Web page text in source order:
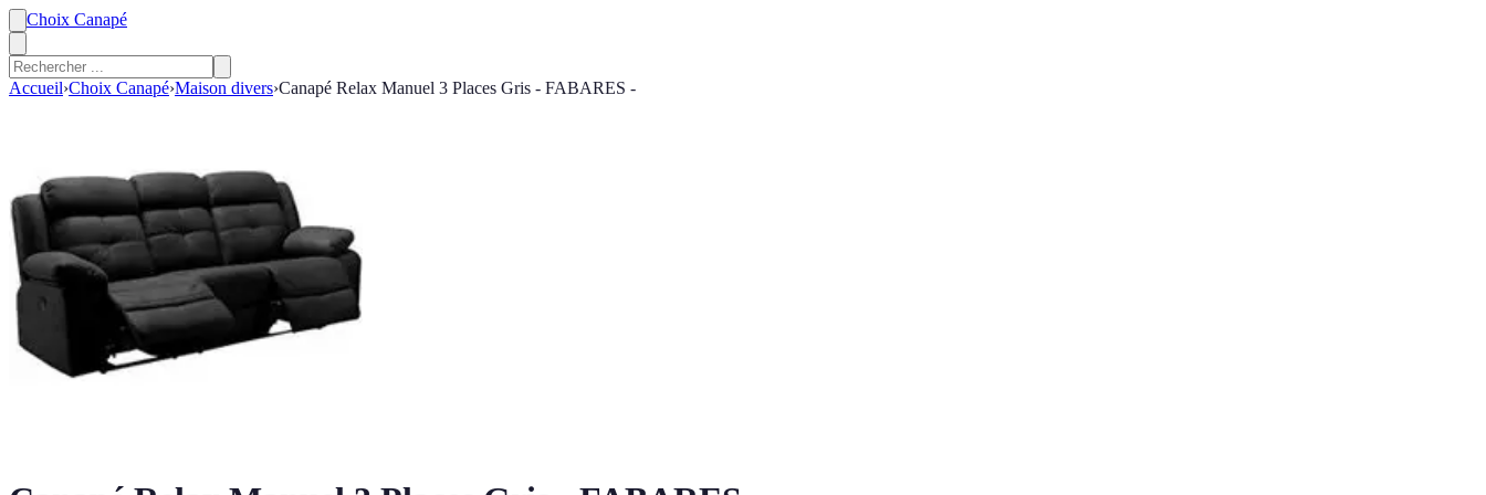
Choix Canapé
Accueil›Choix Canapé›Maison divers›Canapé Relax Manuel 3 Places Gris - FABARES -